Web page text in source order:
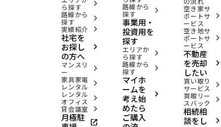
ら探す arrow_forward_ios
路線から
探す arrow_forward_ios
実績紹介 arrow_forward_ios
社宅を
お探し
の方へ
arrow_forward_ios
マンスリ
ー arrow_forward_ios
家具家電
レンタル arrow_forward_ios
レンタル
オフィス arrow_forward_ios
貸会議室 arrow_forward_ios
月極駐 open_in_new
路線から
探す arrow_forward_ios
事業用・
投資用を
探す
エリアか
ら探す arrow_forward_ios
路線から
探す arrow_forward_ios
マイホ
ームを
考え始
めたら
arrow_forward_ios
ご購入
空き家サ
ポートサ
ービス
arrow_forward_ios
空き地サ
ポートサ
ービス
arrow_forward_ios
不動産
を売却
したい
arrow_forward_ios
買い取り
サービス arrow_forward_ios
買取リー
スバック arrow_forward_ios
相続相
談をし arrow_forward_ios